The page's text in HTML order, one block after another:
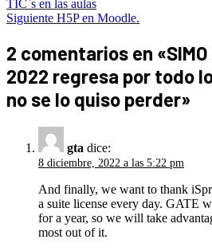
TIC`s en las aulas
Siguiente H5P en Moodle.
2 comentarios en «
2022 regresa por todo
no se lo quiso perder»
gta dice:
8 diciembre, 2022 a las 5:22 pm
And finally, we want to thank
a suite license every day. GATE
for a year, so we will take
most out of it.